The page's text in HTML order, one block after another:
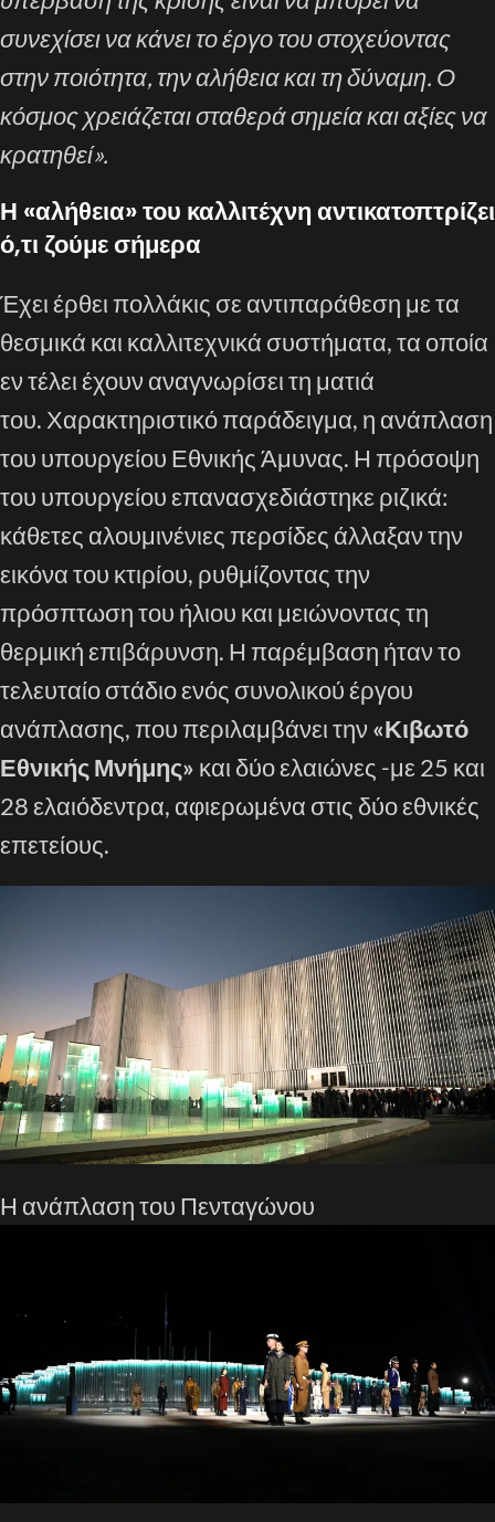
συνεχίσει να κάνει το έργο του στοχεύοντας
στην ποιότητα, την αλήθεια και τη δύναμη. Ο
κόσμος χρειάζεται σταθερά σημεία και αξίες να
κρατηθεί».
Η «αλήθεια» του καλλιτέχνη αντικατοπτρίζει
ό,τι ζούμε σήμερα
Έχει έρθει πολλάκις σε αντιπαράθεση με τα
θεσμικά και καλλιτεχνικά συστήματα, τα οποία
εν τέλει έχουν αναγνωρίσει τη ματιά
του. Χαρακτηριστικό παράδειγμα, η ανάπλαση
του υπουργείου Εθνικής Άμυνας. Η πρόσοψη
του υπουργείου επανασχεδιάστηκε ριζικά:
κάθετες αλουμινένιες περσίδες άλλαξαν την
εικόνα του κτιρίου, ρυθμίζοντας την
πρόσπτωση του ήλιου και μειώνοντας τη
θερμική επιβάρυνση. Η παρέμβαση ήταν το
τελευταίο στάδιο ενός συνολικού έργου
ανάπλασης, που περιλαμβάνει την«Κιβωτό
Εθνικής Μνήμης» και δύο ελαιώνες -με 25 και
28 ελαιόδεντρα, αφιερωμένα στις δύο εθνικές
επετείους.
Η ανάπλαση του Πενταγώνου